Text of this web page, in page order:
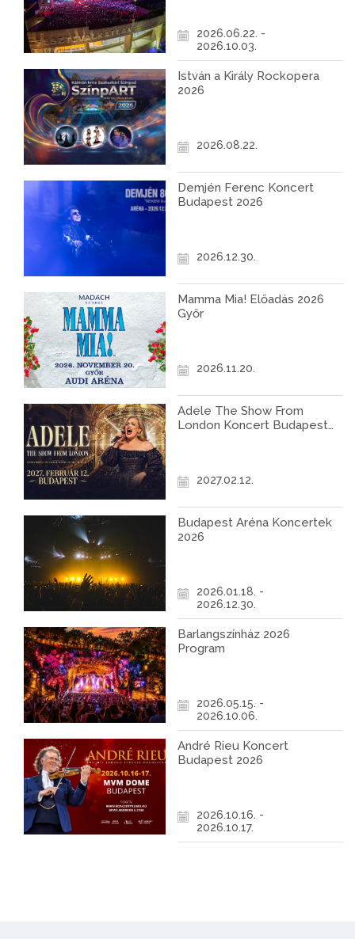
2026.06.22. -
2026.10.03.
István a Király Rockopera
2026
2026.08.22.
Demjén Ferenc Koncert
Budapest 2026
2026.12.30.
Mamma Mia! Előadás 2026
Győr
2026.11.20.
Adele The Show From
London Koncert Budapest
2027.02.12.
Budapest Aréna Koncertek
2026
2026.01.18. -
2026.12.30.
Barlangszínház 2026
Program
2026.05.15. -
2026.10.06.
André Rieu Koncert
Budapest 2026
2026.10.16. -
2026.10.17.